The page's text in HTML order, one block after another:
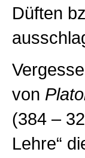
Düften
von
(384 –
Lehre“